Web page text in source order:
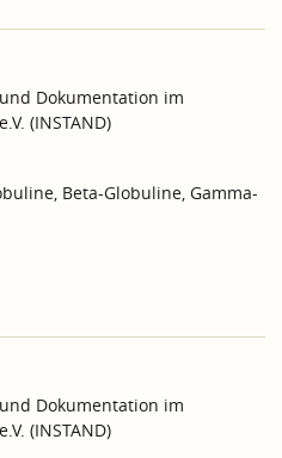
Dokumentation im
(INSTAND)
Beta-Globuline, Gamma-
Dokumentation im
(INSTAND)